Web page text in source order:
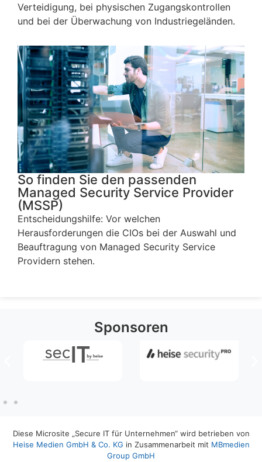
Verteidigung, bei physischen Zugangskontrollen
und bei der Überwachung von Industriegeländen.
So finden Sie den passenden
Managed Security Service Provider
(MSSP)
Entscheidungshilfe: Vor welchen
Herausforderungen die CIOs bei der Auswahl und
Beauftragung von Managed Security Service
Providern stehen.
Sponsoren
Diese Microsite „Secure IT für Unternehmen“ wird betrieben von
Heise Medien GmbH & Co. KG in Zusammenarbeit mit MBmedien
Group GmbH